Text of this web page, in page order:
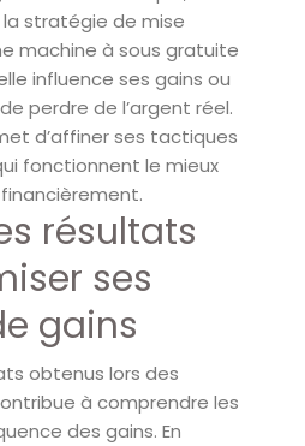
stratégie de mise
machine à sous gratuite
influence ses gains ou
perdre de l’argent réel.
d’affiner ses tactiques
fonctionnent le mieux
résultats
ses
gains
obtenus lors des
à comprendre les
des gains. En